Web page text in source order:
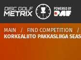
MAIN
FIND COMPETITION
KORKEALIITO PAKKASLIIGA